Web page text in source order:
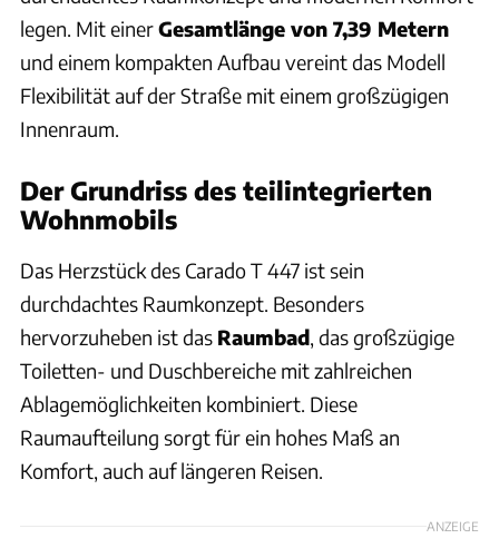
legen. Mit einerGesamtlänge von 7,39 Metern
und einem kompakten Aufbau vereint das Modell
Flexibilität auf der Straße mit einem großzügigen
Innenraum.
Der Grundriss des teilintegrierten
Wohnmobils
Das Herzstück des Carado T 447 ist sein
durchdachtes Raumkonzept. Besonders
hervorzuheben ist das Raumbad , das großzügige
Toiletten- und Duschbereiche mit zahlreichen
Ablagemöglichkeiten kombiniert. Diese
Raumaufteilung sorgt für ein hohes Maß an
Komfort, auch auf längeren Reisen.
ANZEIGE